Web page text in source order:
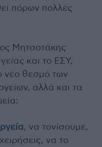
πόρων πολλές
Μητσοτάκης
και το ΕΣΥ,
νέο θεσμό των
αλλά και τα
, να τονίσουμε,
να το